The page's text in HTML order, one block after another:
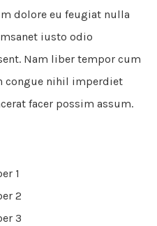
dolore eu feugiat nulla
iusto odio
Nam liber tempor cum
congue nihil imperdiet
facer possim assum.
1
2
3